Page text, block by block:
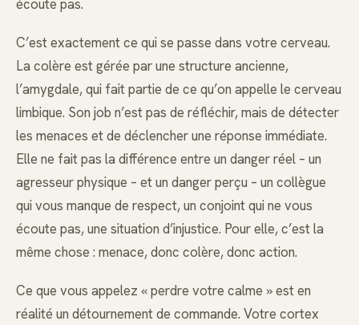
écoute pas.
C’est exactement ce qui se passe dans votre cerveau.
La colère est gérée par une structure ancienne,
l’amygdale, qui fait partie de ce qu’on appelle le cerveau
limbique. Son job n’est pas de réfléchir, mais de détecter
les menaces et de déclencher une réponse immédiate.
Elle ne fait pas la différence entre un danger réel – un
agresseur physique – et un danger perçu – un collègue
qui vous manque de respect, un conjoint qui ne vous
écoute pas, une situation d’injustice. Pour elle, c’est la
même chose : menace, donc colère, donc action.
Ce que vous appelez « perdre votre calme » est en
réalité un détournement de commande. Votre cortex